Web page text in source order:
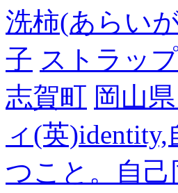
洗柿(あらい
子 ストラップ
志賀町 岡山
ィ(英
つこと。自